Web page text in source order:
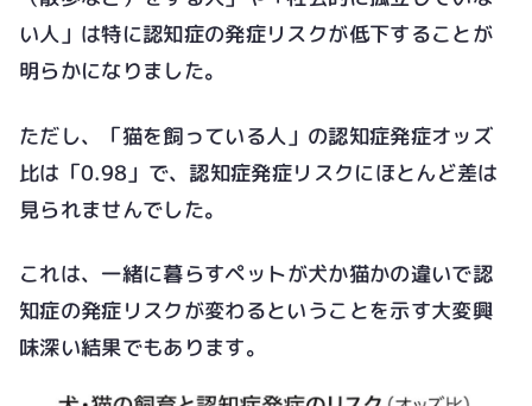
い人」は特に認知症の発症リスクが低下することが
明らかになりました。
ただし、「猫を飼っている人」の認知症発症オッズ
比は「0.98」で、認知症発症リスクにほとんど差は
見られませんでした。
これは、一緒に暮らすペットが犬か猫かの違いで認
知症の発症リスクが変わるということを示す大変興
味深い結果でもあります。